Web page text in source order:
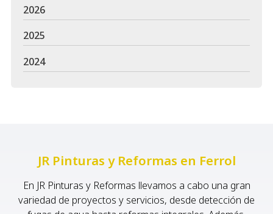
2026
2025
2024
JR Pinturas y Reformas en Ferrol
En JR Pinturas y Reformas llevamos a cabo una gran
variedad de proyectos y servicios, desde detección de